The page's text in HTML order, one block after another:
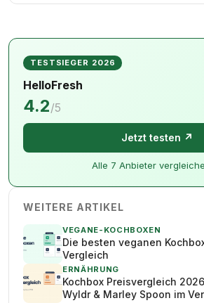
TESTSIEGER 2026
HelloFresh
4.2/5
Jetzt testen ↗
Alle 7 Anbieter
WEITERE ARTIKEL
VEGANE-KOCHBOXEN
Die besten veganen
Vergleich
ERNÄHRUNG
Kochbox Preisvergleich
Wyldr & Marley Spoon im